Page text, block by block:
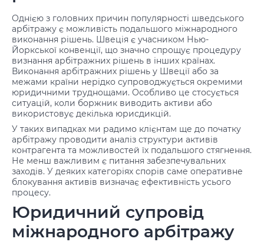
Однією з головних причин популярності шведського
арбітражу є можливість подальшого міжнародного
виконання рішень. Швеція є учасником Нью-
Йоркської конвенції, що значно спрощує процедуру
визнання арбітражних рішень в інших країнах.
Виконання арбітражних рішень у Швеції або за
межами країни нерідко супроводжується окремими
юридичними труднощами. Особливо це стосується
ситуацій, коли боржник виводить активи або
використовує декілька юрисдикцій.
У таких випадках ми радимо клієнтам ще до початку
арбітражу проводити аналіз структури активів
контрагента та можливостей їх подальшого стягнення.
Не менш важливим є питання забезпечувальних
заходів. У деяких категоріях спорів саме оперативне
блокування активів визначає ефективність усього
процесу.
Юридичний супровід
міжнародного арбітражу